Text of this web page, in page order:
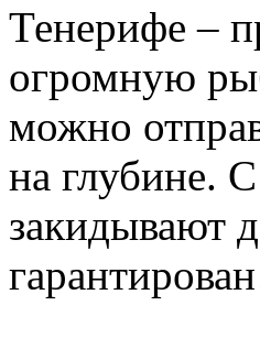
Тенерифе –
огромную
можно
на глубине.
закидывают